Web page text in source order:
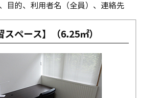
目的、利用者名（全員）、連絡先
スペース】（6.25㎡）